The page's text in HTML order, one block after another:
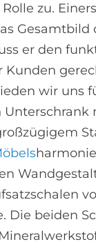
zu.
Gesamtbild
er den
Kunden
wir uns
Die beiden